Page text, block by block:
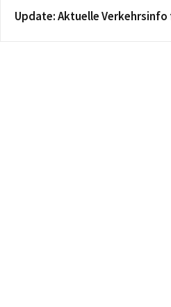
Update: Aktuelle Verkehrsinfo